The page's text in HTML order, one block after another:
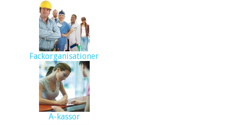
Fackorganisationer
A-kassor